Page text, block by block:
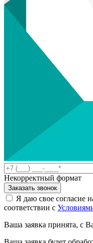
Некорректный формат
Заказать звонок
Я даю свое согласие
соответствии с
Ваша заявка принята, с